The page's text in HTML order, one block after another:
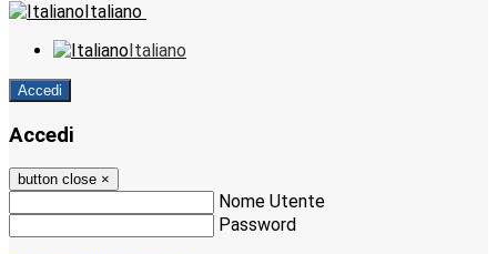
Italiano
Italiano
Accedi
Accedi
button close ×
Nome Utente
Password